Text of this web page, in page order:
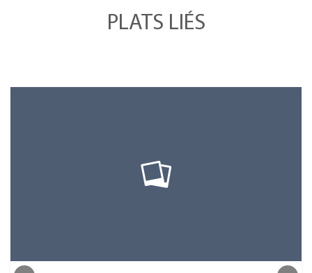
PLATS LIÉS